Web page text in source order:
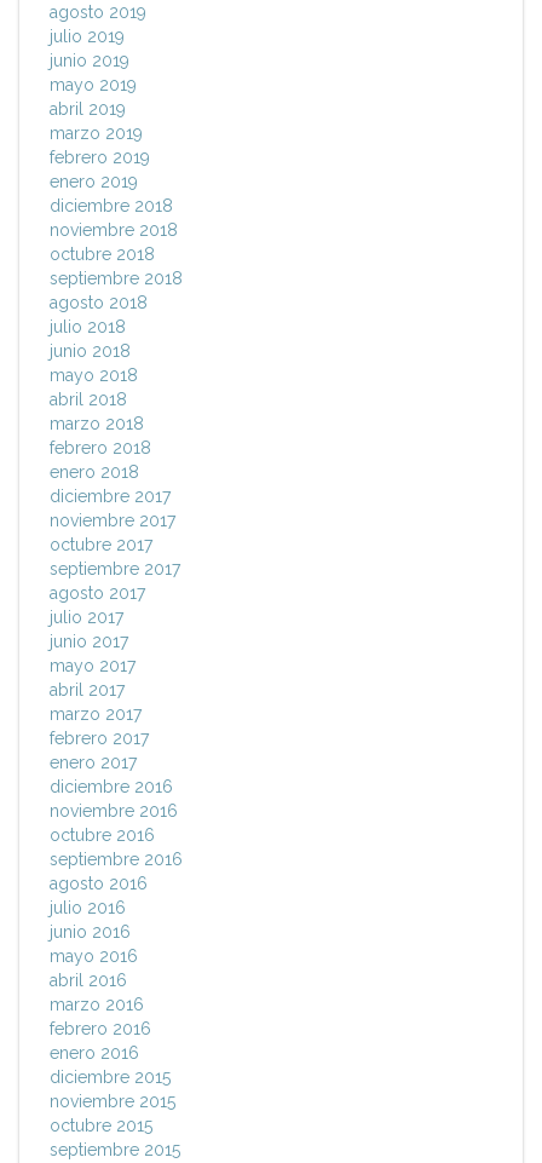
agosto 2019
julio 2019
junio 2019
mayo 2019
abril 2019
marzo 2019
febrero 2019
enero 2019
diciembre 2018
noviembre 2018
octubre 2018
septiembre 2018
agosto 2018
julio 2018
junio 2018
mayo 2018
abril 2018
marzo 2018
febrero 2018
enero 2018
diciembre 2017
noviembre 2017
octubre 2017
septiembre 2017
agosto 2017
julio 2017
junio 2017
mayo 2017
abril 2017
marzo 2017
febrero 2017
enero 2017
diciembre 2016
noviembre 2016
octubre 2016
septiembre 2016
agosto 2016
julio 2016
junio 2016
mayo 2016
abril 2016
marzo 2016
febrero 2016
enero 2016
diciembre 2015
noviembre 2015
octubre 2015
septiembre 2015